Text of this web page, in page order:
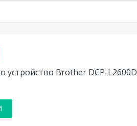
Brother DCP-L2600D